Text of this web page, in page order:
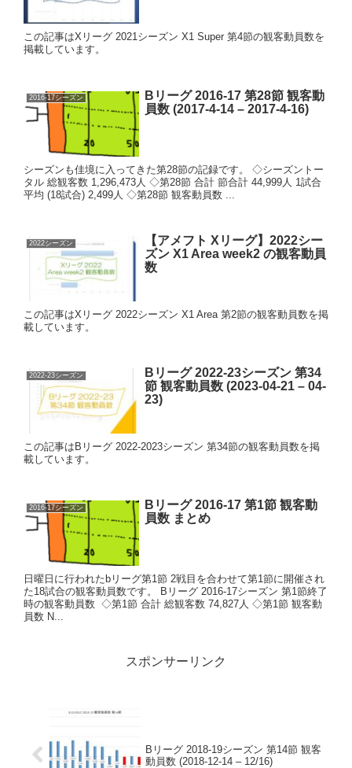
この記事はXリーグ 2021シーズン X1 Super 第4節の観客動員数を
掲載しています。
2016-17シーズン
Bリーグ 2016-17 第28節 観客動
員数 (2017-4-14 – 2017-4-16)
シーズンも佳境に入ってきた第28節の記録です。 ◇シーズントー
タル 総観客数 1,296,473人 ◇第28節 合計 節合計 44,999人 1試合
平均 (18試合) 2,499人 ◇第28節 観客動員数 ...
2022シーズン
【アメフト Xリーグ】2022シー
ズン X1 Area week2 の観客動員
数
この記事はXリーグ 2022シーズン X1 Area 第2節の観客動員数を掲
載しています。
2022-23シーズン
Bリーグ 2022-23シーズン 第34
節 観客動員数 (2023-04-21 – 04-
23)
この記事はBリーグ 2022-2023シーズン 第34節の観客動員数を掲
載しています。
2016-17シーズン
Bリーグ 2016-17 第1節 観客動
員数 まとめ
日曜日に行われたbリーグ第1節 2戦目を合わせて第1節に開催され
た18試合の観客動員数です。 Bリーグ 2016-17シーズン 第1節終了
時の観客動員数 ◇第1節 合計 総観客数 74,827人 ◇第1節 観客動
員数 N...
スポンサーリンク
Bリーグ 2018-19シーズン 第14節 観客
動員数 (2018-12-14 – 12/16)